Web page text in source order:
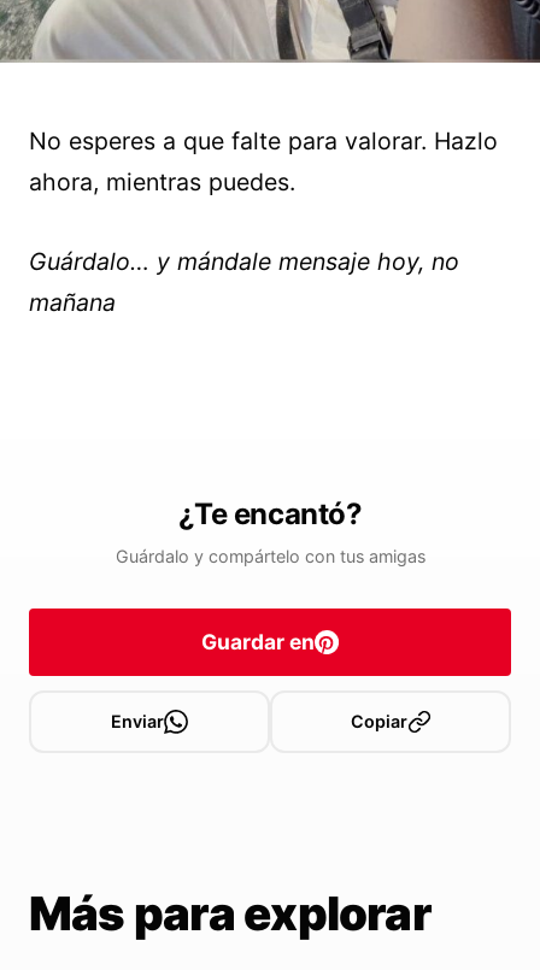
No esperes a que falte para valorar. Hazlo
ahora, mientras puedes.
Guárdalo… y mándale mensaje hoy, no
mañana
¿Te encantó?
Guárdalo y compártelo con tus amigas
Guardar en
Enviar Copiar
Más para explorar